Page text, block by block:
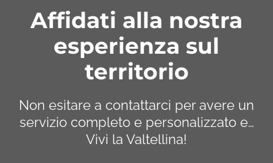
Affidati alla nostra
esperienza sul
territorio
Non esitare a contattarci per avere un
servizio completo e personalizzato e…
Vivi la Valtellina!